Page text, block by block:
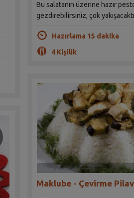
Bu salatanın üzerine hazır
gezdirebilirsiniz, çok
Hazırlama 15 dakika
4 Kişilik
Maklube - Çevirme